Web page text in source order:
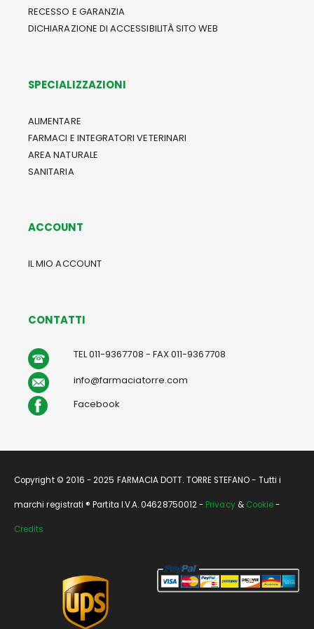
RECESSO E GARANZIA
DICHIARAZIONE DI ACCESSIBILITÀ SITO WEB
SPECIALIZZAZIONI
ALIMENTARE
FARMACI E INTEGRATORI VETERINARI
AREA NATURALE
SANITARIA
ACCOUNT
IL MIO ACCOUNT
CONTATTI
TEL 011-9367708 - FAX 011-9367708
info@farmaciatorre.com
Facebook
Copyright © 2016 - 2025 FARMACIA DOTT. TORRE STEFANO - Tutti i
marchi registrati ® Partita I.V.A. 04628750012 - Privacy& Cookie-
Credits